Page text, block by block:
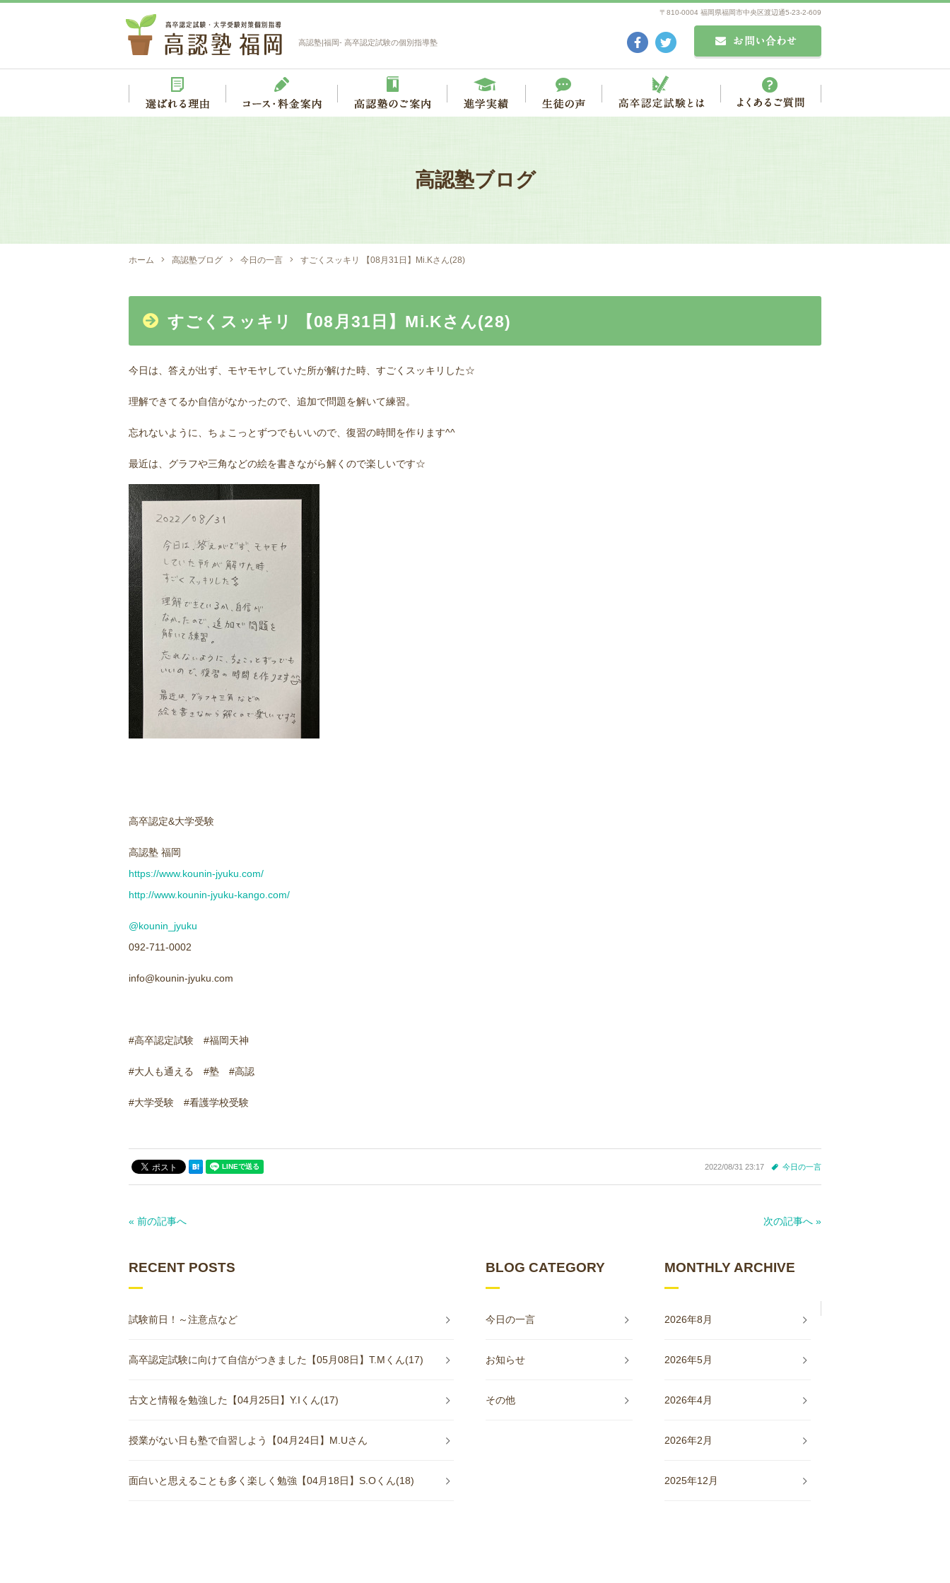
高認塾|福岡- 高卒認定試験の個別指導塾
〒810-0004 福岡県福岡市中央区渡辺通5-23-2-609
高認塾ブログ
ホーム 高認塾ブログ 今日の一言 すごくスッキリ 【08月31日】Mi.Kさん(28)
すごくスッキリ 【08月31日】Mi.Kさん(28)
今日は、答えが出ず、モヤモヤしていた所が解けた時、すごくスッキリした☆
理解できてるか自信がなかったので、追加で問題を解いて練習。
忘れないように、ちょこっとずつでもいいので、復習の時間を作ります^^
最近は、グラフや三角などの絵を書きながら解くので楽しいです☆
高卒認定&大学受験
高認塾 福岡
https://www.kounin-jyuku.com/
http://www.kounin-jyuku-kango.com/
@kounin_jyuku
092-711-0002
info@kounin-jyuku.com
#高卒認定試験 #福岡天神
#大人も通える #塾 #高認
#大学受験 #看護学校受験
2022/08/31 23:17 今日の一言
« 前の記事へ 次の記事へ »
RECENT POSTS
試験前日！～注意点など
高卒認定試験に向けて自信がつきました【05月08日】T.Mくん(17)
古文と情報を勉強した【04月25日】Y.Iくん(17)
授業がない日も塾で自習しよう【04月24日】M.Uさん
面白いと思えることも多く楽しく勉強【04月18日】S.Oくん(18)
BLOG CATEGORY
今日の一言
お知らせ
その他
MONTHLY ARCHIVE
2026年8月
2026年5月
2026年4月
2026年2月
2025年12月